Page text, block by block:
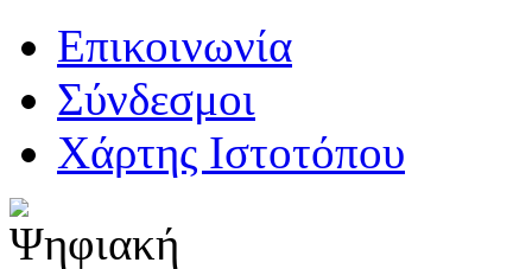
Επικοινωνία
Σύνδεσμοι
Χάρτης Ιστοτόπου